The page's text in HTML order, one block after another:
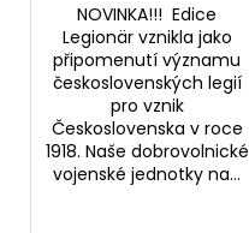
NOVINKA!!! Edice
Legionär vznikla jako
připomenutí významu
československých legií
pro vznik
Československa v roce
1918. Naše dobrovolnické
vojenské jednotky na...